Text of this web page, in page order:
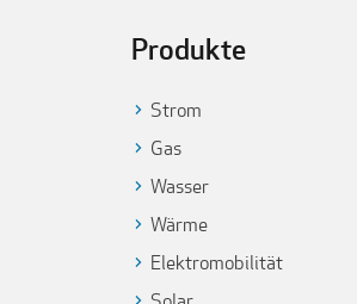
Produkte
Strom
Gas
Wasser
Wärme
Elektromobilität